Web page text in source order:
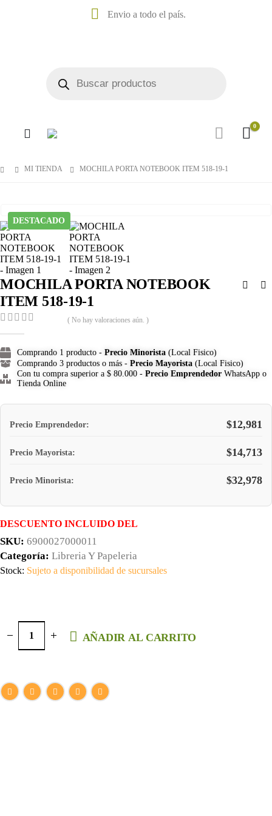
Envio a todo el país.
0
MI TIENDA MOCHILA PORTA NOTEBOOK ITEM 518-19-1
DESTACADO
MOCHILA PORTA NOTEBOOK
ITEM 518-19-1
0out of 5
( No hay valoraciones aún. )
Comprando 1 producto - Precio Minorista (Local Fisico)
Comprando 3 productos o más - Precio Mayorista (Local Fisico)
Con tu compra superior a $ 80.000 - Precio EmprendedorWhatsApp o
Tienda Online
Precio Emprendedor: $12,981
Precio Mayorista: $14,713
Precio Minorista: $32,978
DESCUENTO INCLUIDO DEL
SKU: 6900027000011
Categoría: Libreria Y Papeleria
Stock: Sujeto a disponibilidad de sucursales
AÑADIR AL CARRITO